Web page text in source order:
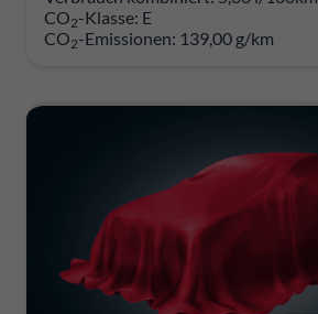
CO2-Klasse: E
CO2-Emissionen: 139,00 g/km